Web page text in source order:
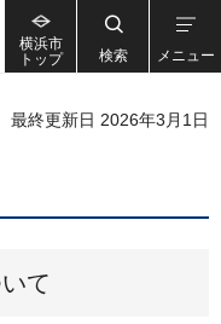
横浜市
トップ
検索 メニュー
最終更新日 2026年3月1日
て